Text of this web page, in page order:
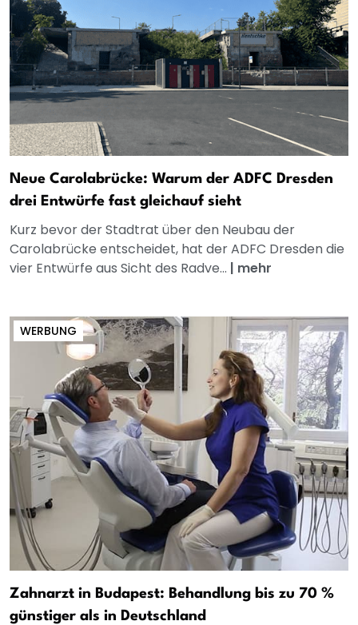
Neue Carolabrücke: Warum der ADFC Dresden
drei Entwürfe fast gleichauf sieht
Kurz bevor der Stadtrat über den Neubau der
Carolabrücke entscheidet, hat der ADFC Dresden die
vier Entwürfe aus Sicht des Radve... | mehr
WERBUNG
Zahnarzt in Budapest: Behandlung bis zu 70 %
günstiger als in Deutschland